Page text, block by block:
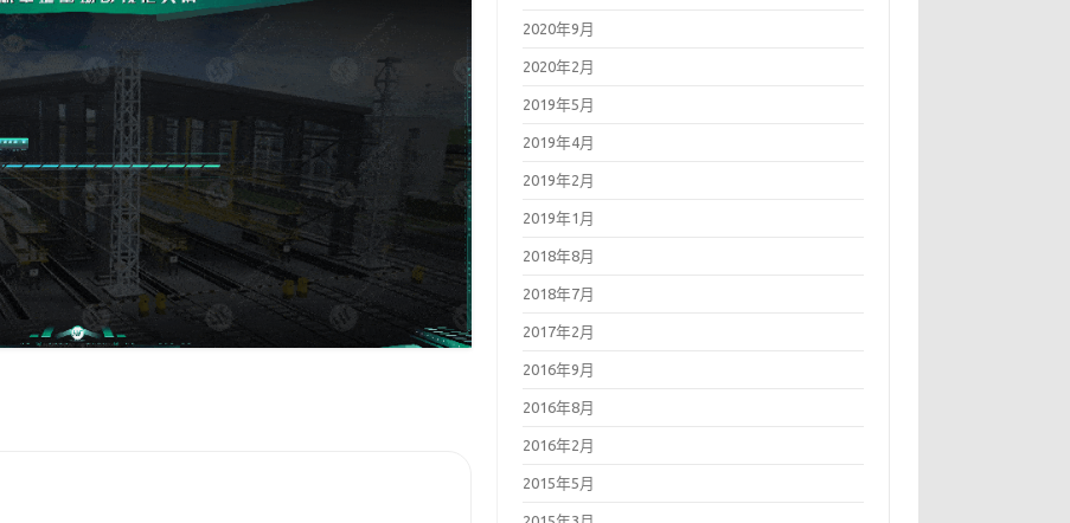
2020年9月
2020年2月
2019年5月
2019年4月
2019年2月
2019年1月
2018年8月
2018年7月
2017年2月
2016年9月
2016年8月
2016年2月
2015年5月